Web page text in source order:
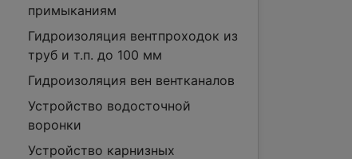
примыканиям
Гидроизоляция вентпроходок из
труб и т.п. до 100 мм
Гидроизоляция вен вентканалов
Устройство водосточной
воронки
Устройство карнизных